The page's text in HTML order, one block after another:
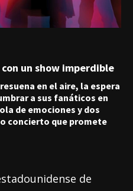
un show imperdible
en el aire, la espera
a sus fanáticos en
de emociones y dos
concierto que promete
de